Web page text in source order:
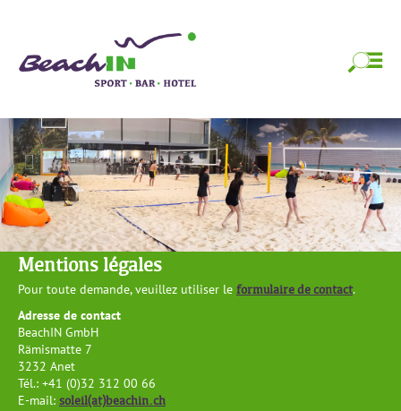
BeachIN Sport,
Bar & Hotel
Skip
to
Mentions légales
Pour toute demande, veuillez utiliser le formulaire de contact.
Adresse de contact
BeachIN GmbH
Rämismatte 7
3232 Anet
Tél.: +41 (0)32 312 00 66
E-mail: soleil(at)beachin.ch